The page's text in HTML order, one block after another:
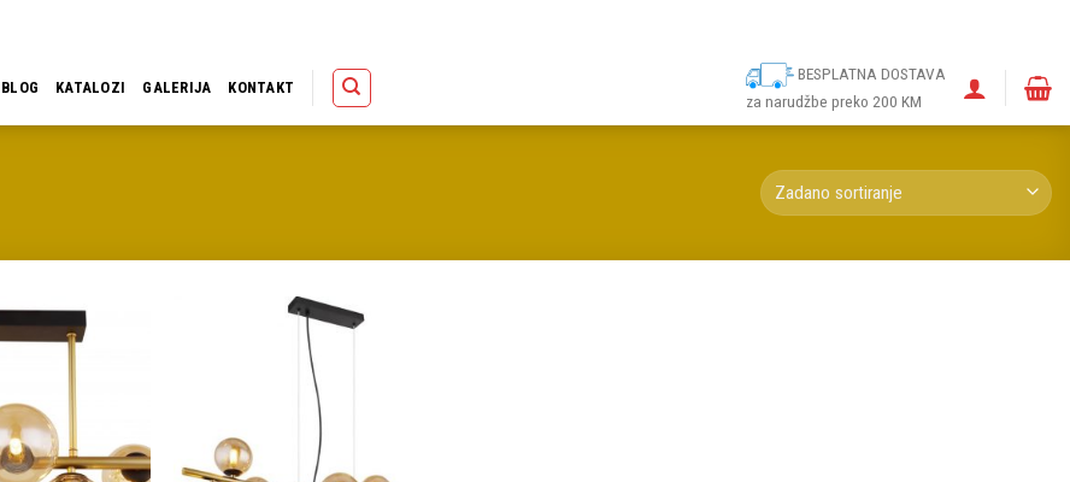
BLOG KATALOZI GALERIJA KONTAKT
BESPLATNA DOSTAVA
za narudžbe preko 200 KM